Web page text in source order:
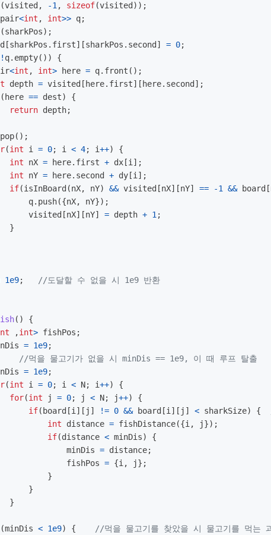
(visited , -1 , sizeof(visited ));
pair<int , int>> q;
(sharkPos);
[sharkPos . first][sharkPos . second ] = 0;
! q. empty())
{
<int , int> here = q. front ();
depth = visited [ here. first][ here. second ];
( here == dest)
{
return depth;
pop();
(int i = 0; i < 4; i++)
{
int
nX = here. first + dx [i ];
int
nY = here. second + dy [i ];
if(isInBoard (nX, nY) && visited [nX][nY] == -1 && board [
q. push({nX, nY});
visited [nX][nY] = depth + 1 ;
}
1e9;
//도달할 수 없을 시 1e9 반환
()
{
,int> fishPos ;
= 1e9;
//먹을 물고기가 없을 시 minDis == 1e9, 이 때 루프 탈출
= 1e9;
(int i = 0; i < N; i++)
{
for(int j = 0; j < N; j++)
{
if( board [i ][ j ] != 0 && board [i ][ j ] < sharkSize) {
int
distance = fishDistance({i , j});
if(distance < minDis)
{
minDis = distance;
fishPos = {i , j};
}
}
}
(minDis < 1e9) {
//먹을 물고기를 찾았을 시 물고기를 먹는